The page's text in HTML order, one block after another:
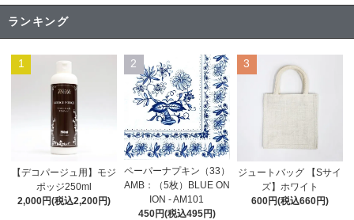
ランキング
1
【デコパージュ用】モジ
ポッジ250ml
2,000円(税込2,200円)
2
ペーパーナプキン（33）
AMB：（5枚）BLUE ON
ION - AM101
450円(税込495円)
3
ジュートバッグ 【Sサイ
ズ】ホワイト
600円(税込660円)